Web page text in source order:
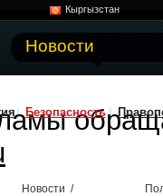
Кыргызстан
Новости
Безопасность
Новости /